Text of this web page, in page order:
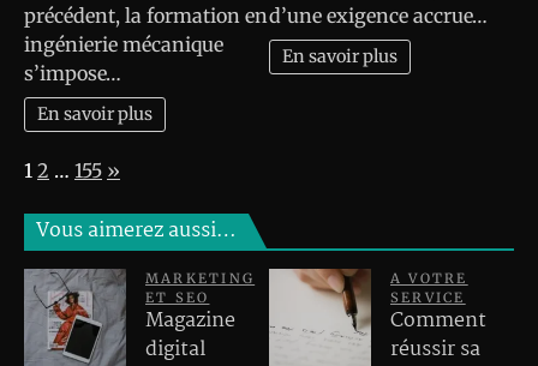
précédent, la formation en
ingénierie mécanique
s’impose…
En savoir plus
d’une exigence accrue…
En savoir plus
Page:
1 2 … 155 Next
»
Vous aimerez aussi…
MARKETING
ET SEO
Magazine
digital
A VOTRE
SERVICE
Comment
réussir sa